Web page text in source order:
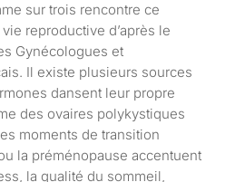
sur trois rencontre ce
reproductive d’après le
Gynécologues et
Il existe plusieurs sources
dansent leur propre
des ovaires polykystiques
moments de transition
la préménopause accentuent
la qualité du sommeil,